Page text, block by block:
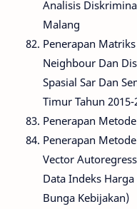
Analisis
Malang
Penerapan
Neighbour Dan
Spasial Sar Dan
Timur Tahun 2015-
Penerapan
Penerapan
Vector
Data Indeks
Bunga Kebijakan)